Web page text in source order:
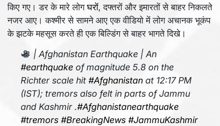
किए गए। डर के मारे लोगघरों, दफ्तरों और इमारतों से बाहर निकलते
नजर आए। कश्मीर से सामने आए एक वीडियो में लोग अचानक भूकंप
के झटके महसूस करते ही एक बिल्डिंग से बाहर भागते दिखे।
| Afghanistan Earthquake | An
#earthquake of magnitude 5.8 on the
Richter scale hit #Afghanistan at 12:17 PM
(IST); tremors also felt in parts of Jammu
and Kashmir .#Afghanistanearthquake
#tremors #BreakingNews #JammuKashmir